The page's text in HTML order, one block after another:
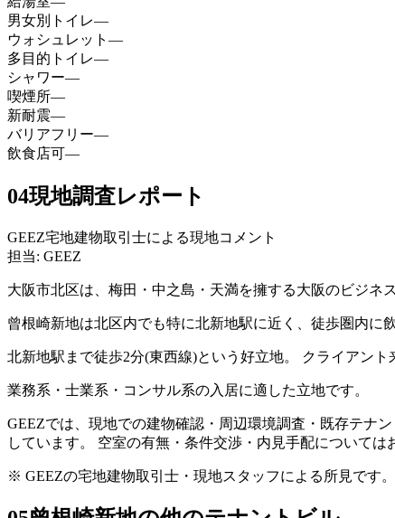
男女別トイレ—
ウォシュレット —
多目的トイレ—
シャワー—
喫煙所—
新耐震—
バリアフリー—
飲食店可—
04現地調査レポート
GEEZ宅地建物取引士による現地コメント
担当: GEEZ
大阪市北区は、梅田・中之島・天満を擁する大阪のビジ
曾根崎新地は北区内でも特に北新地駅に近く、徒歩圏内
北新地駅まで徒歩2分(東西線)という好立地。 クライアン
業務系・士業系・コンサル系の入居に適した立地です。
GEEZでは、現地での建物確認・周辺環境調査・既存テナ
しています。 空室の有無・条件交渉・内見手配については
※ GEEZの宅地建物取引士・現地スタッフによる所見です